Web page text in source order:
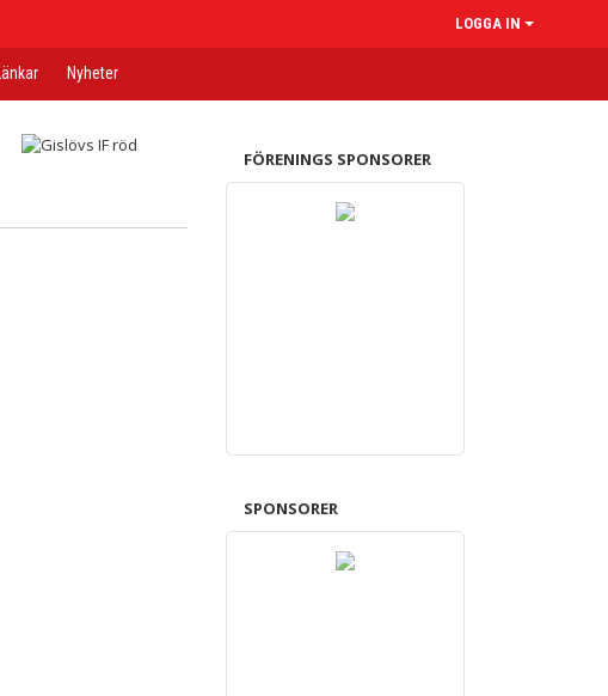
LOGGA IN
Länkar Nyheter
FÖRENINGS SPONSORER
SPONSORER